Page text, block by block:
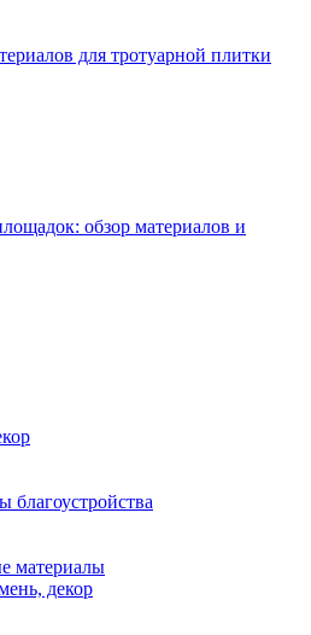
для тротуарной плитки
обзор материалов и
благоустройства
материалы
декор